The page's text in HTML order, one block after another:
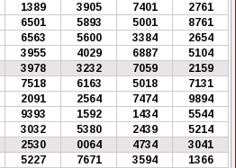
1389 3905 7401
2761
6501 5893 5001
8761
6563 5600 3384
2654
3955 4029 6887
5104
3978 3232 7059
2159
7518 6163 5018
7131
2091 2564 7474
9894
9393 1592 1434
5544
3032 5380 2439
5214
2530 0064 4734
3041
5227 7671 3594
1366